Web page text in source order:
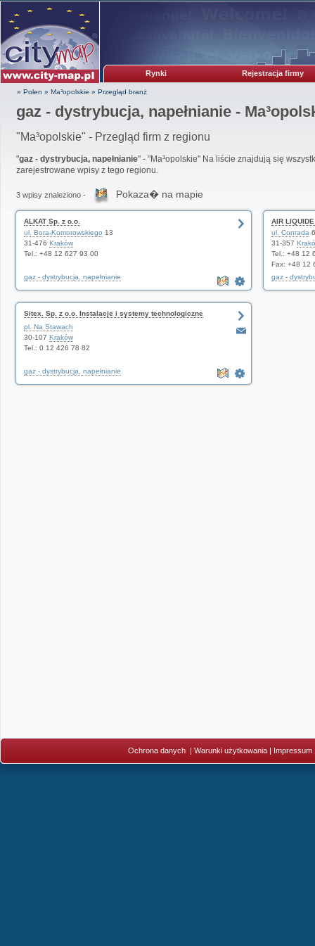
Rynki Rejestracja firmy
» Polen » Ma³opolskie » Przegląd branż
gaz - dystrybucja, napełnianie -
"Ma³opolskie" - Przegląd firm z regionu
"gaz - dystrybucja, napełnianie" - "Ma³opolskie" Na liście znajdują się
zarejestrowane wpisy z tego regionu.
3 wpisy znaleziono - Pokaza� na mapie
ALKAT Sp. z o.o.
ul. Bora-Komorowskiego 13
31-476 Kraków
Tel.: +48 12 627 93 00
gaz - dystrybucja, napełnianie
AIR
ul. Conrada
31-357
Tel.: +48 12
Fax: +48 12
gaz -
Sitex. Sp. z o.o. Instalacje i systemy technologiczne
gazu, wod.-kan., c.o.
pl. Na Stawach
30-107 Kraków
Tel.: 0 12 426 78 82
gaz - dystrybucja, napełnianie
Ochrona danych | Warunki użytkowania | Impressum